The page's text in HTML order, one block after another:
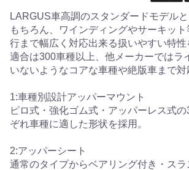
LARGUS車高調のスタンダードモデル
もちろん、ワインディングやサーキッ
行まで幅広く対応出来る扱いやすい特性
適合は300車種以上、他メーカーではラ
いないようなコアな車種や絶版車まで対
1:車種別設計アッパーマウント
ピロ式・強化ゴム式・アッパーレス式
ぞれ車種に適した形状を採用。
2:アッパーシート
通常のタイプからベアリング付き・スラ